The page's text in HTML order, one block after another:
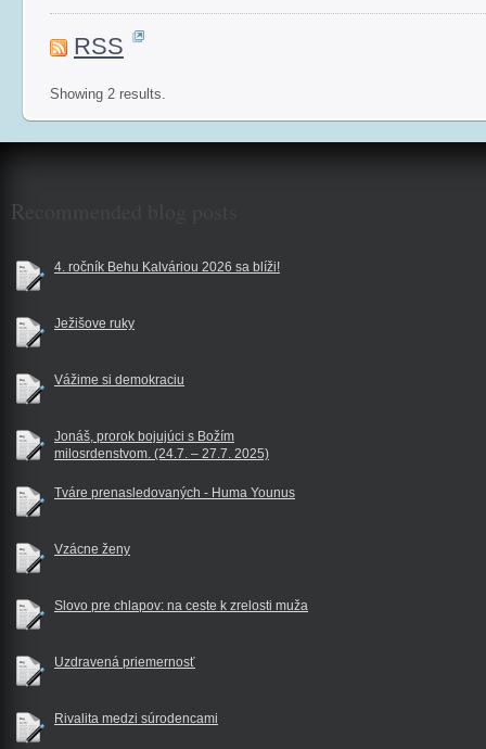
RSS
Showing 2 results.
Recommended blog posts
4. ročník Behu Kalváriou 2026 sa blíži!
Ježišove ruky
Vážime si demokraciu
Jonáš, prorok bojujúci s Božím
milosrdenstvom. (24.7. – 27.7. 2025)
Tváre prenasledovaných - Huma Younus
Vzácne ženy
Slovo pre chlapov: na ceste k zrelosti muža
Uzdravená priemernosť
Rivalita medzi súrodencami